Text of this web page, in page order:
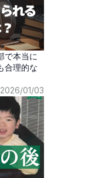
で本当に
合理的な
2026/01/03